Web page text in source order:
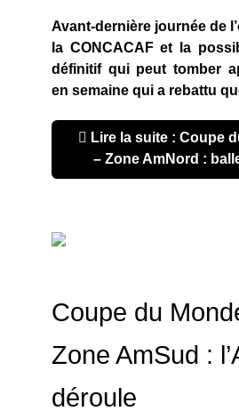
Avant-dernière journée de
la CONCACAF et la
définitif qui peut tomber
en semaine qui a rebattu
Lire la suite : Coupe
– Zone AmNord :
Coupe du
Zone AmSud :
déroule